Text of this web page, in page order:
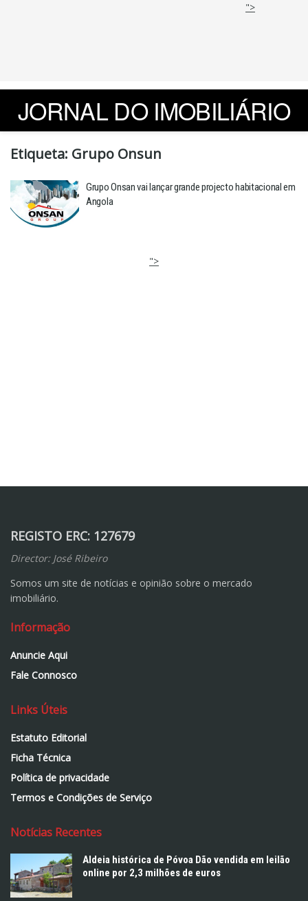
">
JORNAL DO IMOBILIÁRIO
Etiqueta: Grupo Onsun
Grupo Onsan vai lançar grande projecto habitacional em
Angola
">
REGISTO ERC: 127679
Director: José Ribeiro
Somos um site de notícias e opinião sobre o mercado
imobiliário.
Informação
Anuncie Aqui
Fale Connosco
Links Úteis
Estatuto Editorial
Ficha Técnica
Política de privacidade
Termos e Condições de Serviço
Notícias Recentes
Aldeia histórica de Póvoa Dão vendida em leilão
online por 2,3 milhões de euros